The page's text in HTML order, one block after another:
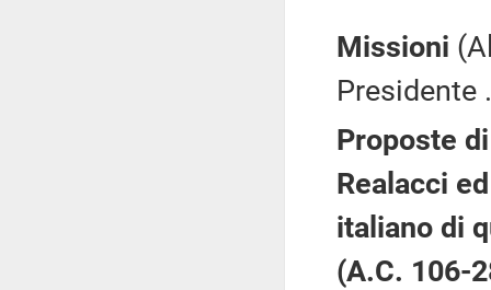
Missioni
Presidente
Proposte
Realacci
italiano di
(A.C. 106-